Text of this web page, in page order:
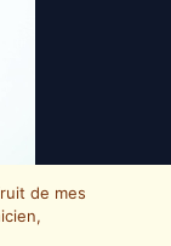
de mes